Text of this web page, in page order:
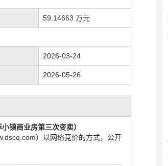
59.14663 万元
2026-03-24
2026-05-26
镇商业房第三次变卖）
）以网络竞价的方式，公开